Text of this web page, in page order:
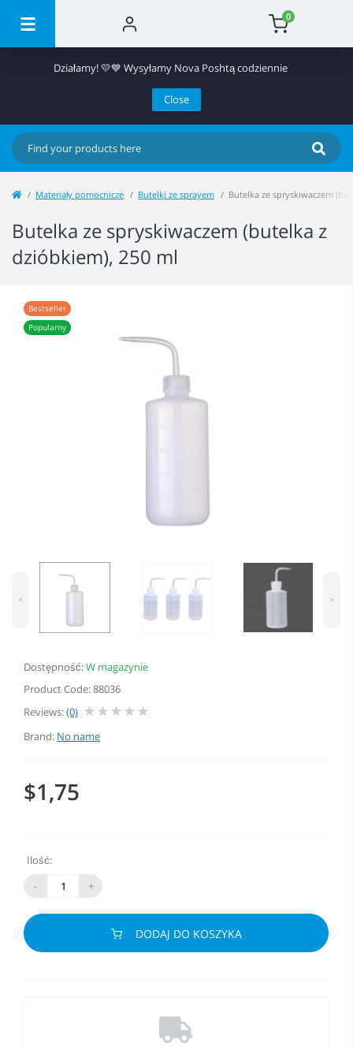
0
Działamy! 💛💙 Wysyłamy Nova Poshtą codziennie
Close
Materiały pomocnicze Butelki ze sprayem Butelka ze spryskiwaczem
Butelka ze spryskiwaczem (butelka z
dzióbkiem), 250 ml
Dostępność:W magazynie
Product Code: 88036
Reviews:(0)
Brand: No name
Bestseller
Popularny
< >
$1,75
Ilość:
-
+
DODAJ DO KOSZYKA